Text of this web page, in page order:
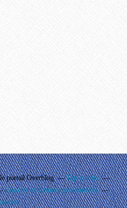
portail Overblog
Top articles
Cookies et données personnelles